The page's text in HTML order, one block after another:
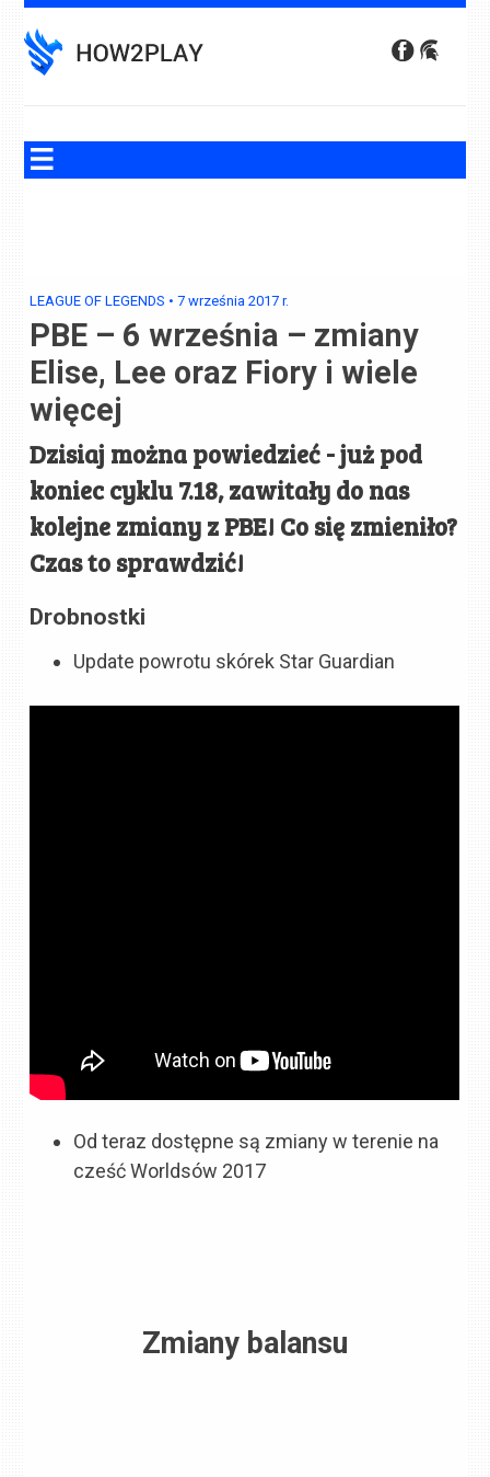
to
content
LEAGUE OF LEGENDS •7 września 2017 r.
PBE – 6 września – zmiany
Elise, Lee oraz Fiory i wiele
więcej
Dzisiaj można powiedzieć - już pod
koniec cyklu 7.18, zawitały do nas
kolejne zmiany z PBE! Co się zmieniło?
Czas to sprawdzić!
Drobnostki
Update powrotu skórek Star Guardian
Od teraz dostępne są zmiany w terenie na
cześć Worldsów 2017
Zmiany balansu